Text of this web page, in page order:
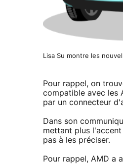
Lisa Su montre les
Pour rappel, on
compatible avec les
par un connecteur
Dans son
mettant plus
pas à les préciser.
Pour rappel, AMD a